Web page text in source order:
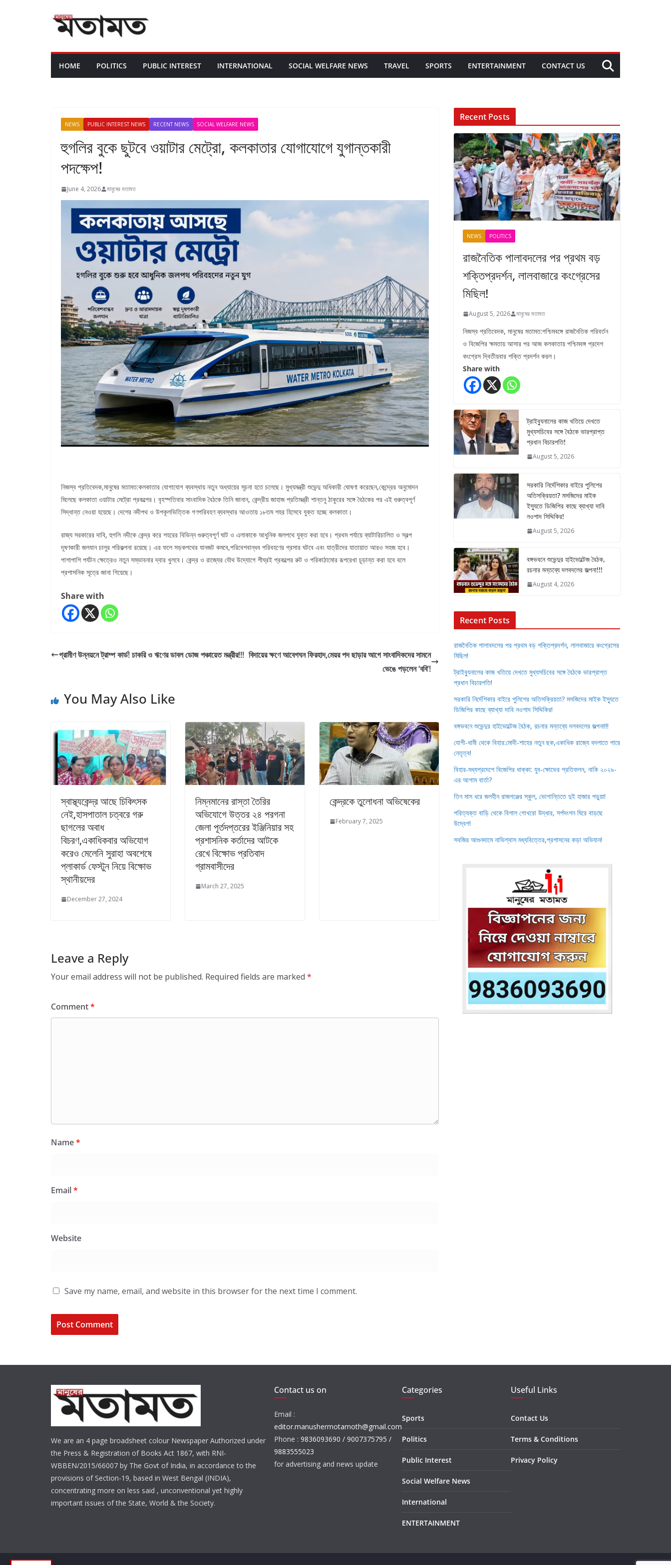
HOME POLITICS PUBLIC INTEREST INTERNATIONAL SOCIAL WELFARE NEWS TRAVEL SPORTS ENTERTAINMENT CONTACT US
NEWS PUBLIC INTEREST NEWS RECENT NEWS SOCIAL WELFARE NEWS
হুগলির বুকে ছুটবে ওয়াটার মেট্রো, কলকাতার যোগাযোগে যুগান্তকারী
পদক্ষেপ!
June 4, 2026 মানুষের মতামত
নিজস্ব প্রতিবেদক,মানুষের মতামত:কলকাতার যোগাযোগ ব্যবস্থায় নতুন অধ্যায়ের সূচনা হতে চলেছে। মুখ্যমন্ত্রী শুভেন্দু অধিকারী ঘোষণা করেছেন,কেন্দ্রের অনুমোদন
মিলেছে কলকাতা ওয়াটার মেট্রো প্রকল্পের। বৃহস্পতিবার সাংবাদিক বৈঠকে তিনি জানান, কেন্দ্রীয় জাহাজ প্রতিমন্ত্রী শান্তনু ঠাকুরের সঙ্গে বৈঠকের পর এই গুরুত্বপূর্ণ
সিদ্ধান্ত নেওয়া হয়েছে। দেশের নদীপথ ও উপকূলভিত্তিক গণপরিবহণ ব্যবস্থার আওতায় ১৮তম শহর হিসেবে যুক্ত হচ্ছে কলকাতা।
রাজ্য সরকারের দাবি, হুগলি নদীকে কেন্দ্র করে শহরের বিভিন্ন গুরুত্বপূর্ণ ঘাট ও এলাকাকে আধুনিক জলপথে যুক্ত করা হবে। প্রথম পর্যায়ে ব্যাটারিচালিত ও স্বল্প
দূষণকারী জলযান চালুর পরিকল্পনা রয়েছে। এর ফলে সড়কপথের যানজট কমবে,পরিবেশবান্ধব পরিবহণের প্রসার ঘটবে এবং যাত্রীদের যাতায়াত আরও সহজ হবে।
পাশাপাশি পর্যটন ক্ষেত্রেও নতুন সম্ভাবনার দ্বার খুলবে। কেন্দ্র ও রাজ্যের যৌথ উদ্যোগে শীঘ্রই প্রকল্পের রুট ও পরিকাঠামোর রূপরেখা চূড়ান্ত করা হবে বলে
প্রশাসনিক সূত্রে জানা গিয়েছে।
Share with
গ্রামীণ উন্নয়নে ট্রাম্প কার্ড! চাকরি ও ঋণের ডাবল ডোজ পঞ্চায়েত মন্ত্রীর!!! বিদায়ের ক্ষণে আবেগঘন ফিরহাদ,মেয়র পদ ছাড়ার আগে সাংবাদিকদের সামনে
ভেঙে পড়লেন ‘ববি’!
You May Also Like
স্বাস্থ্যকেন্দ্র আছে চিকিৎসক
নেই,হাসপাতাল চত্বরে গরু
ছাগলের অবাধ
বিচরণ,একাধিকবার অভিযোগ
করেও মেলেনি সুরাহা অবশেষে
প্লাকার্ড ফেস্টুন নিয়ে বিক্ষোভ
স্থানীয়দের
December 27, 2024
নিম্নমানের রাস্তা তৈরির
অভিযোগে উত্তর ২৪ পরগনা
জেলা পূর্তদপ্তরের ইঞ্জিনিয়ার সহ
প্রশাসনিক কর্তাদের আটকে
রেখে বিক্ষোভ প্রতিবাদ
গ্রামবাসীদের
March 27, 2025
কেন্দ্রকে তুলোধনা অভিষেকের
February 7, 2025
Leave a Reply
Your email address will not be published. Required fields are marked *
Comment*
Name*
Email*
Website
Save my name, email, and website in this browser for the next time I comment.
Recent Posts
NEWS POLITICS
রাজনৈতিক পালাবদলের পর প্রথম বড়
শক্তিপ্রদর্শন, লালবাজারে কংগ্রেসের
মিছিল!
August 5, 2026 মানুষের মতামত
নিজস্ব প্রতিবেদক, মানুষের মতামত:পশ্চিমবঙ্গে রাজনৈতিক পরিবর্তন
ও বিজেপির ক্ষমতায় আসার পর আজ কলকাতায় পশ্চিমবঙ্গ প্রদেশ
কংগ্রেস দ্বিতীয়বার শক্তি প্রদর্শন করল।
Share with
ট্রাইব্যুনালের কাজ খতিয়ে দেখতে
মুখ্যসচিবের সঙ্গে বৈঠকে ভারপ্রাপ্ত
প্রধান বিচারপতি!
August 5, 2026
সরকারি নির্দেশিকার বাইরে পুলিশের
অতিসক্রিয়তা? মসজিদের মাইক
ইস্যুতে ডিজিপির কাছে ব্যাখ্যা দাবি
নওশাদ সিদ্দিকির!
August 5, 2026
বঙ্গভবনে শুভেন্দুর হাইভোল্টেজ বৈঠক,
রচনার মন্তব্যে দলবদলের জল্পনা!!!
August 4, 2026
Recent Posts
রাজনৈতিক পালাবদলের পর প্রথম বড় শক্তিপ্রদর্শন, লালবাজারে কংগ্রেসের
মিছিল!
ট্রাইব্যুনালের কাজ খতিয়ে দেখতে মুখ্যসচিবের সঙ্গে বৈঠকে ভারপ্রাপ্ত
প্রধান বিচারপতি!
সরকারি নির্দেশিকার বাইরে পুলিশের অতিসক্রিয়তা? মসজিদের মাইক ইস্যুতে
ডিজিপির কাছে ব্যাখ্যা দাবি নওশাদ সিদ্দিকির!
বঙ্গভবনে শুভেন্দুর হাইভোল্টেজ বৈঠক, রচনার মন্তব্যে দলবদলের জল্পনা!!!
যোগী-ধামী থেকে বিহার:মোদী-শাহের নতুন ছক,একাধিক রাজ্যে বদলাতে পারে
নেতৃত্ব!
বিহার-মধ্যপ্রদেশে বিজেপির ধাক্কা: যুব-ক্ষোভের প্রতিফলন, নাকি ২০২৯-
এর আগাম বার্তা?
তিন মাস ধরে জলহীন রাজগঞ্জের স্কুল, ভোগান্তিতে দুই হাজার পড়ুয়া!
পরিত্যক্ত বাড়ি থেকে বিশাল গোখরো উদ্ধার, সর্পদংশন ঘিরে বাড়ছে
উদ্বেগ!
সবজির আগুনদামে নাভিশ্বাস মধ্যবিত্তের,প্রশাসনের কড়া অভিযান!
We are an 4 page broadsheet colour Newspaper Authorized under
the Press & Registration of Books Act 1867, with RNI-
WBBEN/2015/66007 by The Govt of India, in accordance to the
provisions of Section-19, based in West Bengal (INDIA),
concentrating more on less said , unconventional yet highly
important issues of the State, World & the Society.
Contact us on
Email :
editor.manushermotamoth@gmail.com
Phone : 9836093690 / 9007375795 /
9883555023
for advertising and news update
Categories
Sports
Politics
Public Interest
Social Welfare News
International
ENTERTAINMENT
Useful Links
Contact Us
Terms & Conditions
Privacy Policy